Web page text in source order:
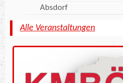
Absdorf
Alle Veranstaltungen